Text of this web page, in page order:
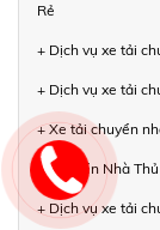
Rẻ
+ Dịch vụ xe tải
+ Dịch vụ xe tải
+ Xe tải chuyển
+ Chuyển Nhà
+ Dịch vụ xe tải